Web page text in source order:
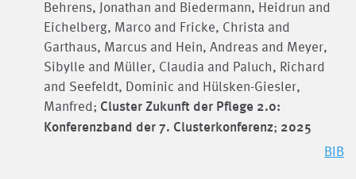
Behrens, Jonathan and Biedermann, Heidrun and
Eichelberg, Marco and Fricke, Christa and
Garthaus, Marcus and Hein, Andreas and Meyer,
Sibylle and Müller, Claudia and Paluch, Richard
and Seefeldt, Dominic and Hülsken-Giesler,
Manfred; Cluster Zukunft der Pflege 2.0:
Konferenzband der 7. Clusterkonferenz; 2025
BIB